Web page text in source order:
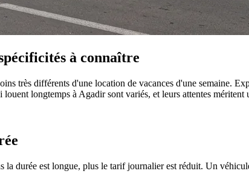
à connaître
très différents d'une location de vacances d'une semaine.
longtemps à Agadir sont variés, et leurs attentes méritent
la durée est longue, plus le tarif journalier est réduit. Un